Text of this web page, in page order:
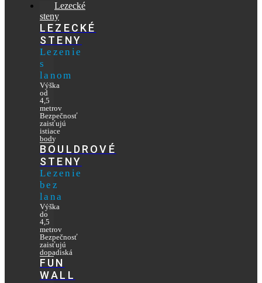
Lezecké
steny
LEZECKÉ
STENY
Lezenie
s
lanom
Výška
od
4,5
metrov
Bezpečnosť
zaisťujú
istiace
body
BOULDROVÉ
STENY
Lezenie
bez
lana
Výška
do
4,5
metrov
Bezpečnosť
zaisťujú
dopadiská
FUN
WALL